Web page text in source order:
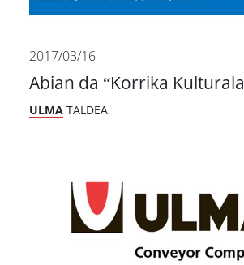
2017/03/16
Abian da “Korrika
ULMA TALDEA